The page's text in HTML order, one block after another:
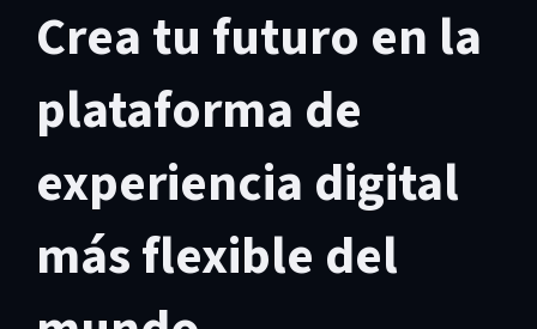
Crea tu futuro en la
plataforma de
experiencia digital
más flexible del